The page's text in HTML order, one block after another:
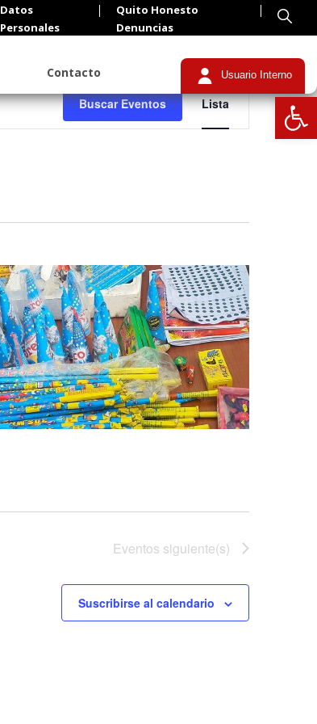
Datos
Personales
Quito Honesto
Denuncias
Contacto Usuario Interno
Buscar Eventos
Navegación
de
Lista
Eventos siguiente(s)
Suscribirse al calendario